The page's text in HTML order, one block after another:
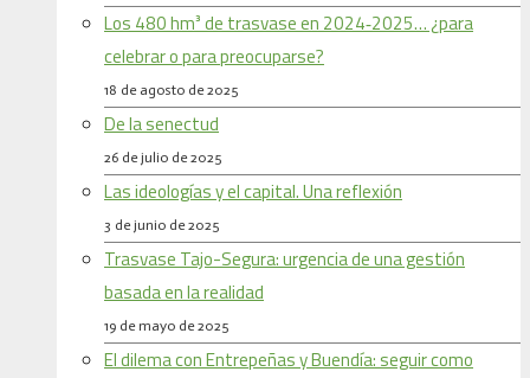
Los 480 hm³ de trasvase en 2024‑2025… ¿para
celebrar o para preocuparse?
18 de agosto de 2025
De la senectud
26 de julio de 2025
Las ideologías y el capital. Una reflexión
3 de junio de 2025
Trasvase Tajo-Segura: urgencia de una gestión
basada en la realidad
19 de mayo de 2025
El dilema con Entrepeñas y Buendía: seguir como